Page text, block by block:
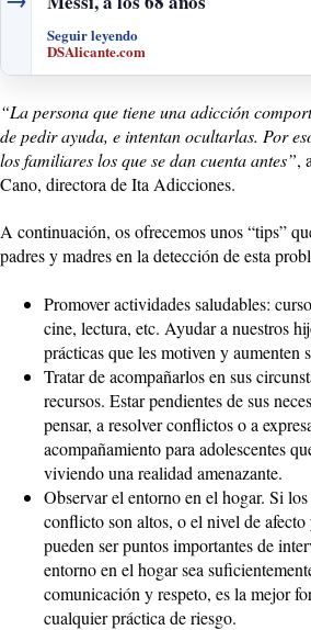
Seguir leyendo
DSAlicante.com
“La persona que tiene una adicción
de pedir ayuda, e intentan ocultarlas. Por
los familiares los que se dan cuenta antes”,
Cano, directora de Ita Adicciones.
A continuación, os ofrecemos unos “tips”
padres y madres en la detección de esta
Promover actividades saludables:
cine, lectura, etc. Ayudar a nuestros
prácticas que les motiven y aumenten
Tratar de acompañarlos en sus
recursos. Estar pendientes de sus
pensar, a resolver conflictos o a
acompañamiento para adolescentes
viviendo una realidad amenazante.
Observar el entorno en el hogar. Si
conflicto son altos, o el nivel de
pueden ser puntos importantes de
entorno en el hogar sea
comunicación y respeto, es la mejor
cualquier práctica de riesgo.